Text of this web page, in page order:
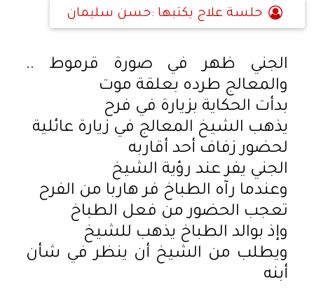
حلسة علاج يكتبها :حسن سليمان
الجني ظهر في صورة قرموط ..
والمعالج طرده بعلقة موت
بدأت الحكاية بزيارة في فرح
يذهب الشيخ المعالج في زيارة عائلية
لحضور زفاف أحد أقاربه
الجني يفر عند رؤية الشيخ
وعندما رآه الطباخ فر هاربا من الفرح
تعجب الحضور من فعل الطباخ
وإذ بوالد الطباخ يذهب للشيخ
ويطلب من الشيخ أن ينظر في شأن
أبنه